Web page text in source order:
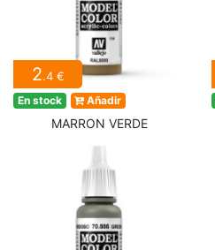
2.4 €
En stock Añadir
MARRON VERDE